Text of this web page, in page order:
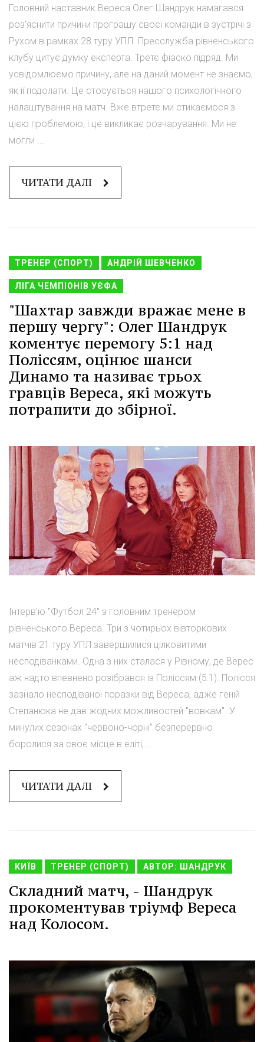
Головний наставник Вереса Олег Шандрук намагався
роз'яснити причини програшу своєї команди в зустрічі з
Рухом в рамках 28 туру УПЛ. Пресслужба рівненського
клубу цитує думку експерта. Третє фіаско підряд. Ми
усвідомлюємо причину, але на даний момент не знаємо,
як її подолати. Це стосується нашого психологічного
налаштування на матч. Вже втретє ми стикаємося з
цією проблемою, і це викликає розчарування. Ми не
могли ...
ЧИТАТИ ДАЛІ
ТРЕНЕР (СПОРТ) АНДРІЙ ШЕВЧЕНКО
ЛІГА ЧЕМПІОНІВ УЄФА
"Шахтар завжди вражає мене в
першу чергу": Олег Шандрук
коментує перемогу 5:1 над
Поліссям, оцінює шанси
Динамо та називає трьох
гравців Вереса, які можуть
потрапити до збірної.
Інтерв'ю "Футбол 24" з головним тренером
рівненського Вереса. Три з чотирьох вівторкових
матчів 21 туру УПЛ завершилися цілковитими
несподіванками. Одна з них сталася у Рівному, де Верес
аж надто впевнено розібрався із Поліссям (5:1). Полісся
зазнало несподіваної поразки від Вереса, адже геній
Степанюка не дав жодних можливостей "вовкам". У
минулих сезонах "червоно-чорні" безперервно
боролися за своє місце в еліті,...
ЧИТАТИ ДАЛІ
КИЇВ ТРЕНЕР (СПОРТ) АВТОР: ШАНДРУК
Складний матч, - Шандрук
прокоментував тріумф Вереса
над Колосом.